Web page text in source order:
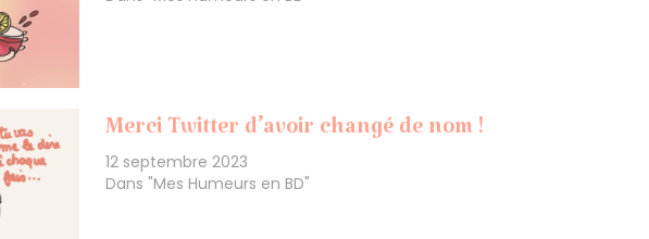
Merci Twitter d’avoir changé de nom !
12 septembre 2023
Dans "Mes Humeurs en BD"